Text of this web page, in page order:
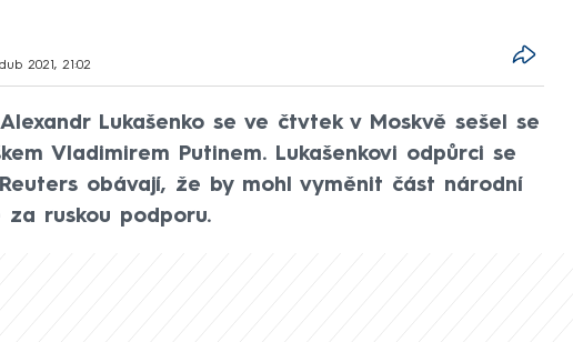
2021, 21:02
Lukašenko se ve čtvtek v Moskvě sešel se
Vladimirem Putinem. Lukašenkovi odpůrci se
obávají, že by mohl vyměnit část národní
ruskou podporu.